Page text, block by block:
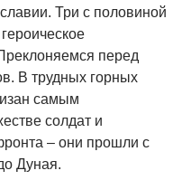
Три с половиной
перед
В трудных горных
самым
солдат и
– они прошли с
Дуная.